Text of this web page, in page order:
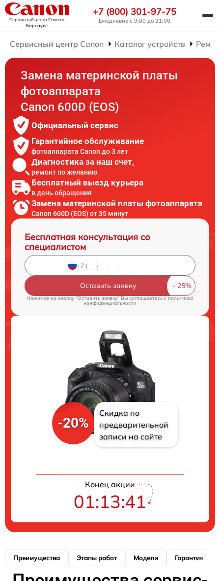
Сервисный центр Canonв
Барнауле
+7 (800) 301-97-75
Ежедневно с 9:00 до 21:00
Сервисный центр Canon Каталог устройств
Замена материнской платы
фотоаппарата
Canon 600D (EOS)
Официальный сервис
Гарантийное обслуживание
фотоаппарата Canon до 3 лет
Диагностика за наш счет,
ремонт по желанию
Бесплатный выезд курьера
в день обращения
Замена материнской платы фотоаппарата
Canon 600D (EOS) от 35 минут
Бесплатная консультация со
специалистом
Оставить заявку
Нажимая на кнопку "Оставить заявку" Вы соглашаетесь cполитикой
конфиденциальности
-20%
Скидка по
предварительной
записи на сайте
Конец акции
01:13:40
Преимущества Этапы работ Модели Гарантия